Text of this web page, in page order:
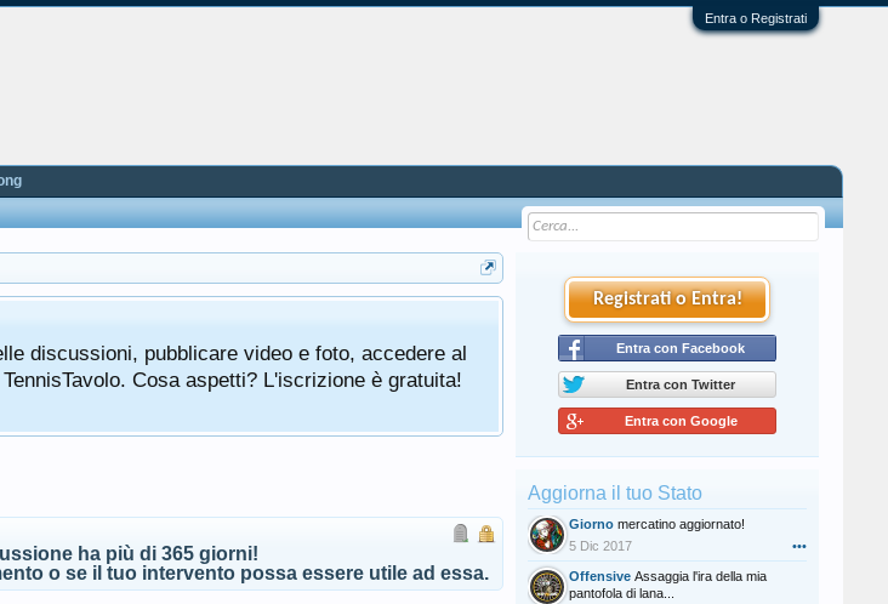
Entra o Registrati
discussioni, pubblicare video e foto, accedere al
Cosa aspetti? L'iscrizione è gratuita!
ha più di 365 giorni!
o se il tuo intervento possa essere utile ad essa.
Registrati o Entra!
Entra con Facebook
Entra con Twitter
Entra con Google
Aggiorna il tuo Stato
Giorno mercatino aggiornato!
5 Dic 2017
•••
Offensive Assaggia l'ira della mia
pantofola di lana...